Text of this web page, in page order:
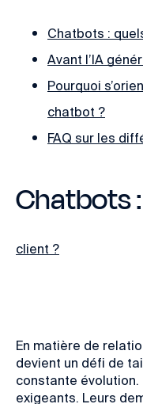
Chatbots :
Avant l’IA
Pourquoi
chatbot ?
FAQ sur les
Chatbots :
client ?
En matière de
devient un défi de
constante évolution.
exigeants. Leurs